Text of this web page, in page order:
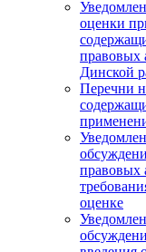
оценки
правовых
Динской
Перечни
правовых
оценке